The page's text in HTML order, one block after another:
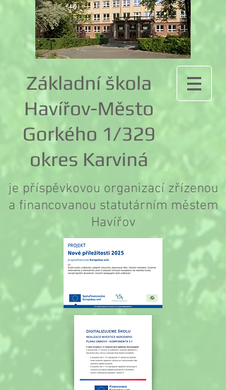
Základní škola
Havířov-Město
Gorkého 1/329
okres Karviná
je příspěvkovou organizací zřízenou
a financovanou statutárním městem
Havířov